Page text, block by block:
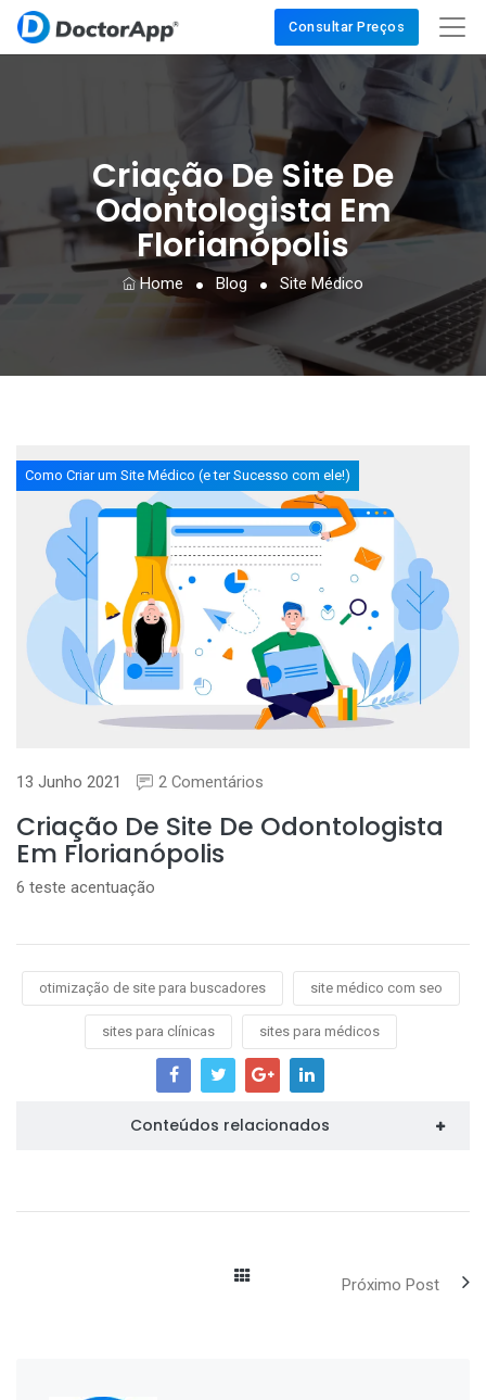
Consultar Preços
Criação De Site De
Odontologista Em
Florianópolis
Home Blog Site Médico
Como Criar um Site Médico (e ter Sucesso com ele!)
13 Junho 2021 2 Comentários
Criação De Site De Odontologista
Em Florianópolis
6 teste acentuação
otimização de site para buscadores site médico com seo
sites para clínicas sites para médicos
Conteúdos relacionados
Próximo Post